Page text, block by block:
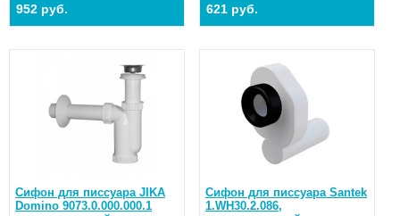
952 руб. 621 руб.
Сифон для писсуара JIKA
Domino 9073.0.000.000.1
Сифон для писсуара Santek
1.WH30.2.086,